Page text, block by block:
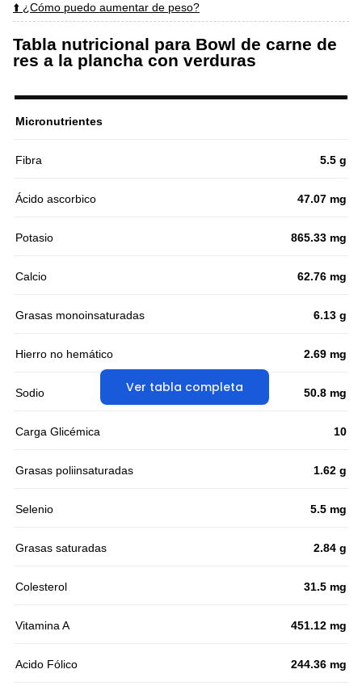
⬆️ ¿Cómo puedo aumentar de peso?
Tabla nutricional para Bowl de carne de
res a la plancha con verduras
Ver tabla completa
Micronutrientes
Fibra 5.5 g
Ácido ascorbico 47.07 mg
Potasio 865.33 mg
Calcio 62.76 mg
Grasas monoinsaturadas 6.13 g
Hierro no hemático 2.69 mg
Sodio 50.8 mg
Carga Glicémica 10
Grasas poliinsaturadas 1.62 g
Selenio 5.5 mg
Grasas saturadas 2.84 g
Colesterol 31.5 mg
Vitamina A 451.12 mg
Acido Fólico 244.36 mg